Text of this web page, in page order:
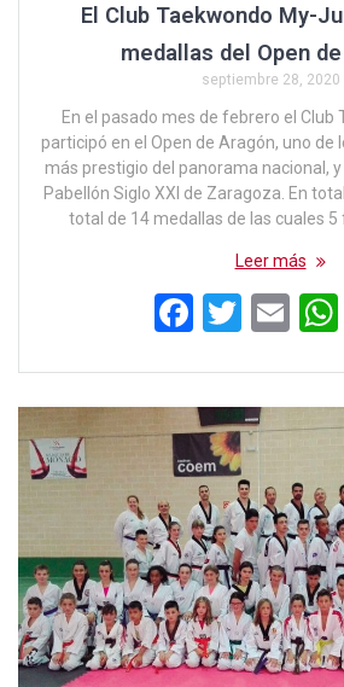
El Club Taekwondo My-
medallas del Open
septiembre 28, 2020
En el pasado mes de febrero el Club
participó en el Open de Aragón, uno de
más prestigio del panorama nacional, y
Pabellón Siglo XXI de Zaragoza. En
total de 14 medallas de las cuales 5
Leer más
F
b
o
o
k
T
er
E